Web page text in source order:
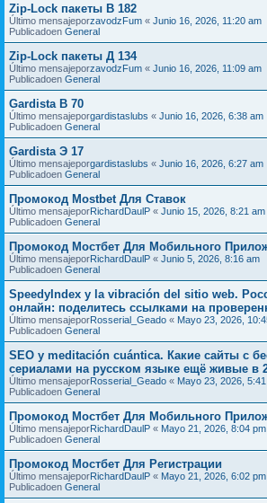
Zip-Lock пакеты В 182
Último mensajeporzavodzFum « Junio 16, 2026, 11:20 am
Publicadoen General
Zip-Lock пакеты Д 134
Último mensajeporzavodzFum « Junio 16, 2026, 11:09 am
Publicadoen General
Gardista В 70
Último mensajeporgardistaslubs « Junio 16, 2026, 6:38 am
Publicadoen General
Gardista Э 17
Último mensajeporgardistaslubs « Junio 16, 2026, 6:27 am
Publicadoen General
Промокод Mostbet Для Ставок
Último mensajeporRichardDaulP « Junio 15, 2026, 8:21 am
Publicadoen General
Промокод Мостбет Для Мобильного
Último mensajeporRichardDaulP « Junio 5, 2026, 8:16 am
Publicadoen General
SpeedyIndex y la vibración del sitio web.
онлайн: поделитесь ссылками на
Último mensajeporRosserial_Geado « Mayo 23, 2026,
Publicadoen General
SEO y meditación cuántica. Какие сайты с
сериалами на русском языке ещё живые в
Último mensajeporRosserial_Geado « Mayo 23, 2026,
Publicadoen General
Промокод Мостбет Для Мобильного
Último mensajeporRichardDaulP « Mayo 21, 2026, 8:04 pm
Publicadoen General
Промокод Мостбет Для Регистрации
Último mensajeporRichardDaulP « Mayo 21, 2026, 6:02 pm
Publicadoen General